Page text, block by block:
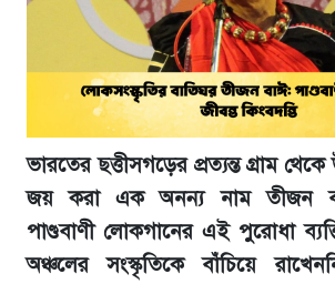
ভারতের ছত্তীসগড়ের প্রত্যন্ত গ্রাম
জয় করা এক অনন্য নাম তীজন
পাণ্ডবাণী লোকগানের এই পুরোধা
অঞ্চলের সংস্কৃতিকে বাঁচিয়ে